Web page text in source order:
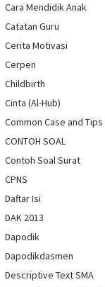
Cara Mendidik Anak
Catatan Guru
Cerita Motivasi
Cerpen
Childbirth
Cinta (Al-Hub)
Common Case and Tips
CONTOH SOAL
Contoh Soal Surat
CPNS
Daftar Isi
DAK 2013
Dapodik
Dapodikdasmen
Descriptive Text SMA